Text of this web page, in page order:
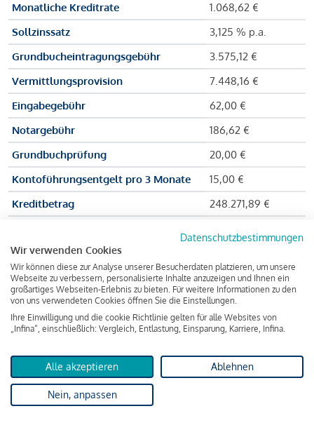
Monatliche Kreditrate
1.068,62 €
Sollzinssatz
3,125 % p.a.
Grundbucheintragungsgebühr
3.575,12 €
Vermittlungsprovision
7.448,16 €
Eingabegebühr
62,00 €
Notargebühr
186,62 €
Grundbuchprüfung
20,00 €
Kontoführungsentgelt pro 3 Monate
15,00 €
Kreditbetrag
248.271,89 €
Zu zahlender Gesamtbetrag
Kreditvermittler
INFINA Credit
Broker GmbH
von 237.000 Euro ausgezahlt, um die Wohnung zu kaufen.
Darüber hinaus fallen aber noch einige Gebühren an (z. B. die
Grundbucheintragungsgebühr), sodass die Bank den
Datenschutzbestimmungen
Wir verwenden Cookies
Wir können diese zur Analyse unserer Besucherdaten platzieren, um unsere
Webseite zu verbessern, personalisierte Inhalte anzuzeigen und Ihnen ein
großartiges Webseiten-Erlebnis zu bieten. Für weitere Informationen zu den
von uns verwendeten Cookies öffnen Sie die Einstellungen.
Ihre Einwilligung und die cookie Richtlinie gelten für alle Websites von
„Infina“, einschließlich: Vergleich, Entlastung, Einsparung, Karriere, Infina.
Alle akzeptieren Ablehnen
Nein, anpassen